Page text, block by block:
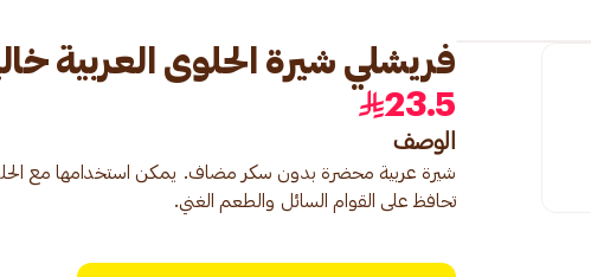
فريشلي شيرة الحلوى العربية خالية
23.5
الوصف
شيرة عربية محضرة بدون سكر مضاف. يمكن استخدامها مع
تحافظ على القوام السائل والطعم الغني.